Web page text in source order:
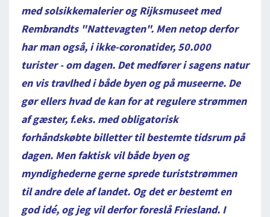
med solsikkemalerier og Rijksmuseet med
Rembrandts "Nattevagten". Men netop derfor
har man også, i ikke-coronatider, 50.000
turister - om dagen. Det medfører i sagens natur
en vis travlhed i både byen og på museerne. De
gør ellers hvad de kan for at regulere strømmen
af gæster, f.eks. med obligatorisk
forhåndskøbte billetter til bestemte tidsrum på
dagen. Men faktisk vil både byen og
myndighederne gerne sprede turiststrømmen
til andre dele af landet. Og det er bestemt en
god idé, og jeg vil derfor foreslå Friesland. I